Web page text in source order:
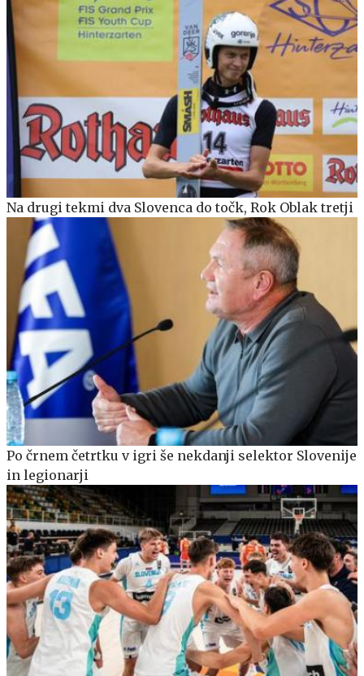
Na drugi tekmi dva Slovenca do točk, Rok Oblak tretji
Po črnem četrtku v igri še nekdanji selektor Slovenije
in legionarji